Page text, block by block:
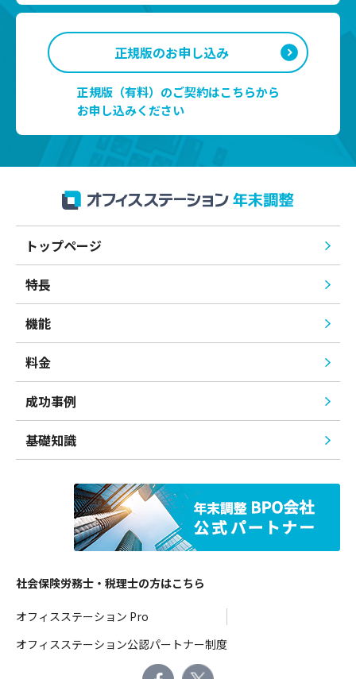
正規版（有料）のご契約はこちらから
お申し込みください
正規版のお申し込み
トップページ
特長
機能
料金
成功事例
基礎知識
社会保険労務士・税理士の方はこちら
オフィスステーション Pro
オフィスステーション公認パートナー制度